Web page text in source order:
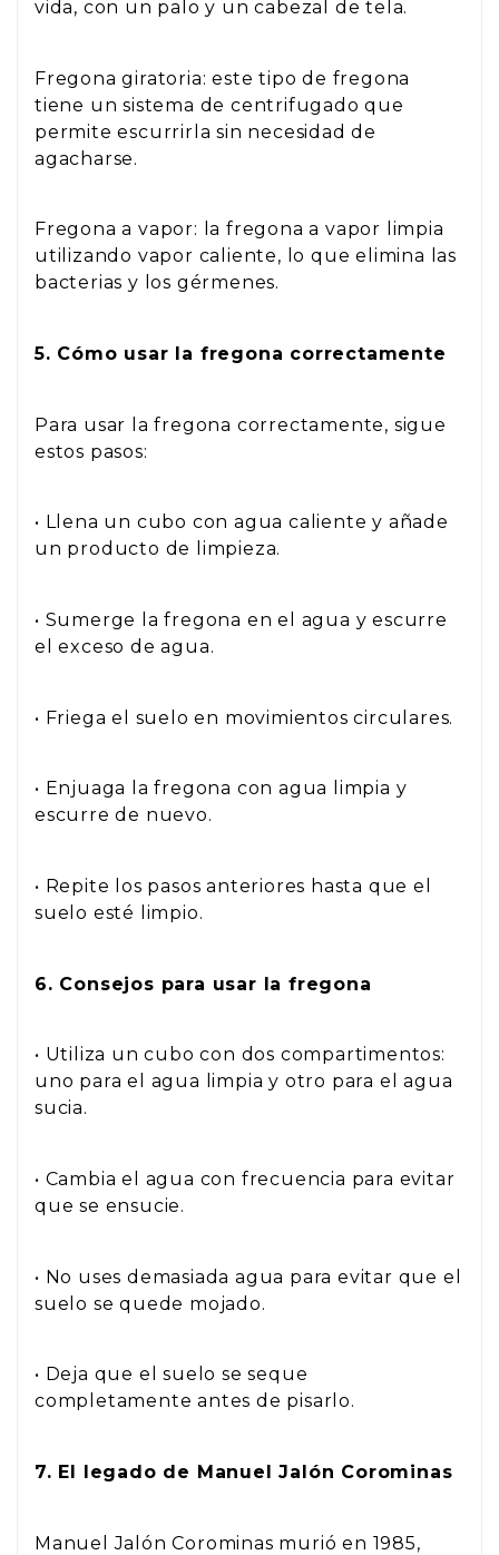
vida, con un palo y un cabezal de tela.
Fregona giratoria: este tipo de fregona
tiene un sistema de centrifugado que
permite escurrirla sin necesidad de
agacharse.
Fregona a vapor: la fregona a vapor limpia
utilizando vapor caliente, lo que elimina las
bacterias y los gérmenes.
5. Cómo usar la fregona correctamente
Para usar la fregona correctamente, sigue
estos pasos:
• Llena un cubo con agua caliente y añade
un producto de limpieza.
• Sumerge la fregona en el agua y escurre
el exceso de agua.
• Friega el suelo en movimientos circulares.
• Enjuaga la fregona con agua limpia y
escurre de nuevo.
• Repite los pasos anteriores hasta que el
suelo esté limpio.
6. Consejos para usar la fregona
• Utiliza un cubo con dos compartimentos:
uno para el agua limpia y otro para el agua
sucia.
• Cambia el agua con frecuencia para evitar
que se ensucie.
• No uses demasiada agua para evitar que el
suelo se quede mojado.
• Deja que el suelo se seque
completamente antes de pisarlo.
7. El legado de Manuel Jalón Corominas
Manuel Jalón Corominas murió en 1985,